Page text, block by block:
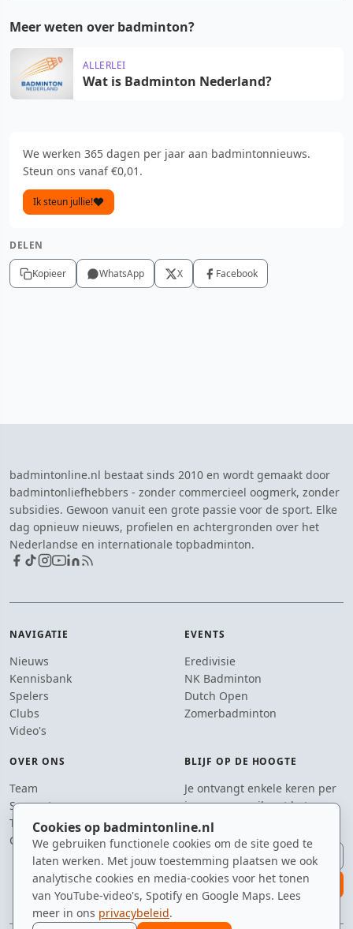
Cookies op badmintonline.nl
We gebruiken functionele cookies om de site goed te
laten werken. Met jouw toestemming plaatsen we ook
analytische cookies en media-cookies voor het tonen
van YouTube-video's, Spotify en Google Maps. Lees
meer in ons privacybeleid.
Meer weten over badminton?
ALLERLEI
Wat is Badminton Nederland?
We werken 365 dagen per jaar aan badmintonnieuws.
Steun ons vanaf €0,01.
Ik steun jullie!
DELEN
Kopieer WhatsApp X Facebook
badmintonline.nl bestaat sinds 2010 en wordt gemaakt door
badmintonliefhebbers - zonder commercieel oogmerk, zonder
subsidies. Gewoon vanuit een grote passie voor de sport. Elke
dag opnieuw nieuws, profielen en achtergronden over het
Nederlandse en internationale topbadminton.
NAVIGATIE
Nieuws
Kennisbank
Spelers
Clubs
Video's
EVENTS
Eredivisie
NK Badminton
Dutch Open
Zomerbadminton
OVER ONS
Team
Supporters
Tip de redactie
Contact
BLIJF OP DE HOOGTE
Je ontvangt enkele keren per
jaar een e-mail met het
laatste badmintonnieuws.
E-mailadres
aanmelden